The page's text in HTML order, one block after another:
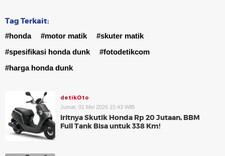
Tag Terkait:
#honda #motor matik
#skuter matik
#spesifikasi honda dunk
#fotodetikcom
#harga honda dunk
detikOto
Jumat, 01 Mei 2026 15:43 WIB
Iritnya Skutik Honda Rp 20 Jutaan, BBM
Full Tank Bisa untuk 338 Km!